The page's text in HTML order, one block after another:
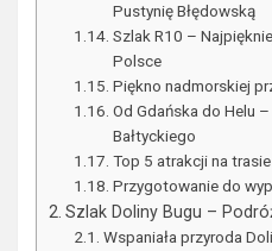
Pustynię Błędowską
Szlak R10 –
Polsce
Piękno nadmorskiej
Od Gdańska do Helu
Bałtyckiego
Top 5 atrakcji na
Przygotowanie do
Szlak Doliny Bugu –
Wspaniała przyroda